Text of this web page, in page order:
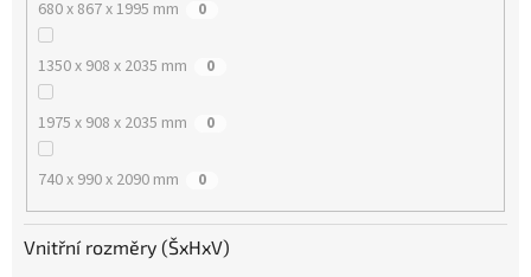
680 x 867 x 1995 mm 0
1350 x 908 x 2035 mm 0
1975 x 908 x 2035 mm 0
740 x 990 x 2090 mm 0
Vnitřní rozměry (ŠxHxV)